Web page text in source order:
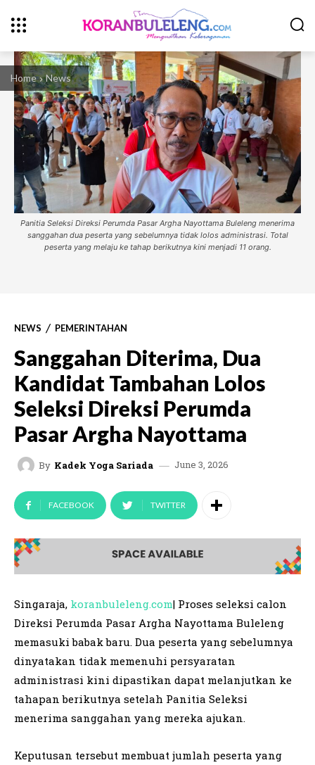
Home News
Panitia Seleksi Direksi Perumda Pasar Argha Nayottama Buleleng menerima
sanggahan dua peserta yang sebelumnya tidak lolos administrasi. Total
peserta yang melaju ke tahap berikutnya kini menjadi 11 orang.
NEWS PEMERINTAHAN
Sanggahan Diterima, Dua
Kandidat Tambahan Lolos
Seleksi Direksi Perumda
Pasar Argha Nayottama
By Kadek Yoga Sariada June 3, 2026
FACEBOOK TWITTER
Singaraja, koranbuleleng.com| Proses seleksi calon
Direksi Perumda Pasar Argha Nayottama Buleleng
memasuki babak baru. Dua peserta yang sebelumnya
dinyatakan tidak memenuhi persyaratan
administrasi kini dipastikan dapat melanjutkan ke
tahapan berikutnya setelah Panitia Seleksi
menerima sanggahan yang mereka ajukan.
Keputusan tersebut membuat jumlah peserta yang